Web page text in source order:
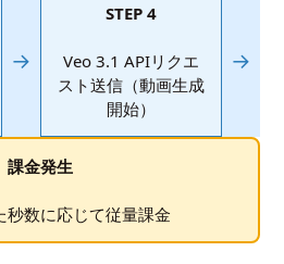
→
STEP 4
Veo 3.1 APIリクエ
スト送信（動画生成
開始）
→
課金発生
秒数に応じて従量課金